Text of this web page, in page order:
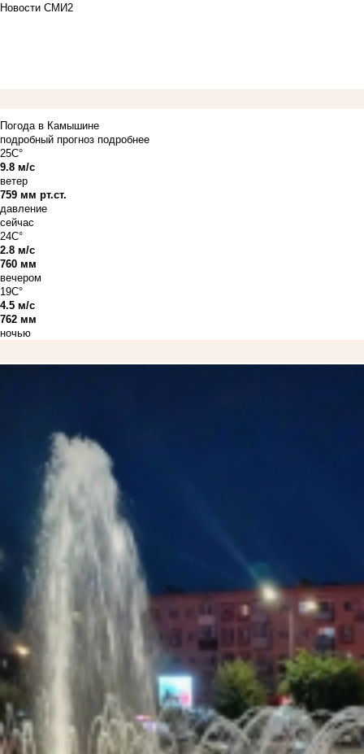
Новости СМИ2
Погода в Камышине
подробный прогноз подробнее
25C°
9.8 м/с
ветер
759 мм рт.ст.
давление
сейчас
24C°
2.8 м/с
760 мм
вечером
19C°
4.5 м/с
762 мм
ночью